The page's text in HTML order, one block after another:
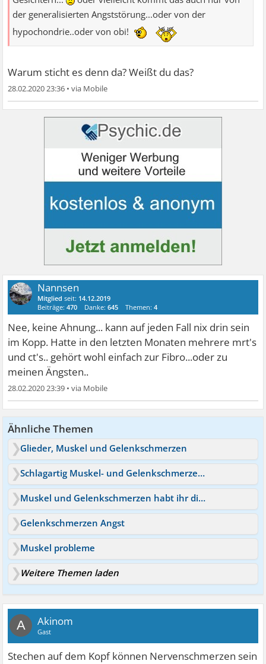
der generalisierten Angststörung...oder von der
hypochondrie..oder von obi!
Warum sticht es denn da? Weißt du das?
28.02.2020 23:36 •
Nannsen
Mitglied seit: 14.12.2019
Beiträge:470 Danke:645 Themen:4
Nee, keine Ahnung... kann auf jeden Fall nix drin sein
im Kopp. Hatte in den letzten Monaten mehrere mrt's
und ct's.. gehört wohl einfach zur Fibro...oder zu
meinen Ängsten..
28.02.2020 23:39 •
Ähnliche Themen
Glieder, Muskel und Gelenkschmerzen
Schlagartig Muskel- und Gelenkschmerzen, Grippegefühl
Muskel und Gelenkschmerzen habt ihr die gleichen Erfahr
Gelenkschmerzen Angst
Muskel probleme
Weitere Themen laden
A Akinom
Gast
Stechen auf dem Kopf können Nervenschmerzen sein